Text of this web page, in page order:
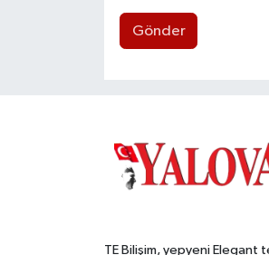
Gönder
TE Bilişim, yepyeni Elegant